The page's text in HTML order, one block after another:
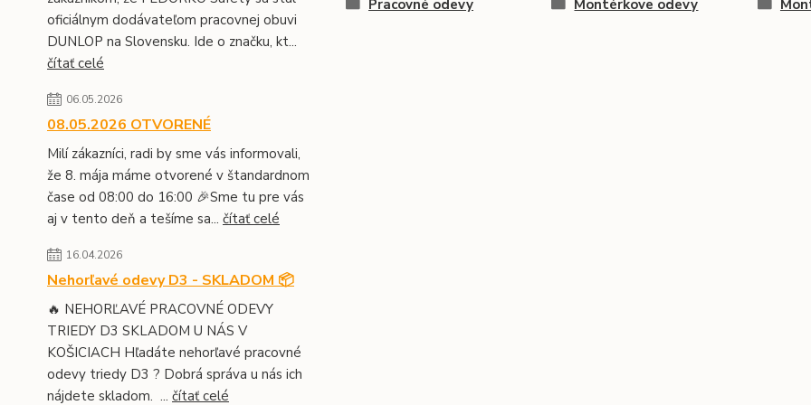
oficiálnym dodávateľom pracovnej obuvi
DUNLOP na Slovensku. Ide o značku, kt...
čítať celé
06.05.2026
08.05.2026 OTVORENÉ
Milí zákazníci, radi by sme vás informovali,
že 8. mája máme otvorené v štandardnom
čase od 08:00 do 16:00 🎉Sme tu pre vás
aj v tento deň a tešíme sa... čítať celé
16.04.2026
Nehorľavé odevy D3 - SKLADOM 📦
🔥 NEHORĽAVÉ PRACOVNÉ ODEVY
TRIEDY D3 SKLADOM U NÁS V
KOŠICIACH Hľadáte nehorľavé pracovné
odevy triedy D3 ? Dobrá správa u nás ich
nájdete skladom. ... čítať celé
Pracovné odevy Montérkove odevy